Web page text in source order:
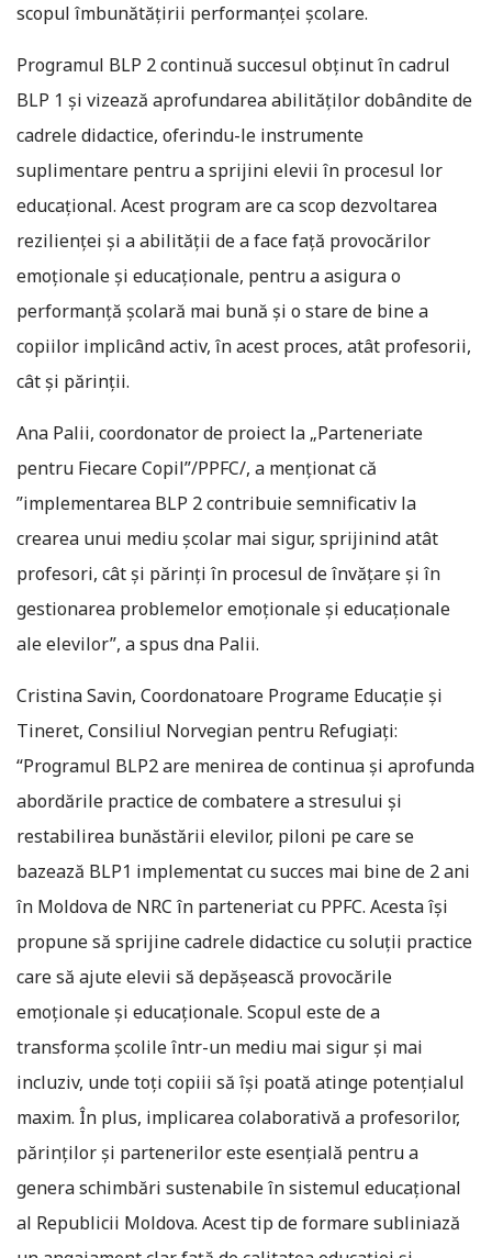
scopul îmbunătățirii performanței școlare.
Programul BLP 2 continuă succesul obținut în cadrul
BLP 1 și vizează aprofundarea abilităților dobândite de
cadrele didactice, oferindu-le instrumente
suplimentare pentru a sprijini elevii în procesul lor
educațional. Acest program are ca scop dezvoltarea
rezilienței și a abilității de a face față provocărilor
emoționale și educaționale, pentru a asigura o
performanță școlară mai bună și o stare de bine a
copiilor implicând activ, în acest proces, atât profesorii,
cât și părinții.
Ana Palii, coordonator de proiect la „Parteneriate
pentru Fiecare Copil”/PPFC/, a menționat că
”implementarea BLP 2 contribuie semnificativ la
crearea unui mediu școlar mai sigur, sprijinind atât
profesori, cât și părinți în procesul de învățare și în
gestionarea problemelor emoționale și educaționale
ale elevilor”, a spus dna Palii.
Cristina Savin, Coordonatoare Programe Educație și
Tineret, Consiliul Norvegian pentru Refugiați:
“Programul BLP2 are menirea de continua și aprofunda
abordările practice de combatere a stresului și
restabilirea bunăstării elevilor, piloni pe care se
bazează BLP1 implementat cu succes mai bine de 2 ani
în Moldova de NRC în parteneriat cu PPFC. Acesta își
propune să sprijine cadrele didactice cu soluții practice
care să ajute elevii să depășească provocările
emoționale și educaționale. Scopul este de a
transforma școlile într-un mediu mai sigur și mai
incluziv, unde toți copiii să își poată atinge potențialul
maxim. În plus, implicarea colaborativă a profesorilor,
părinților și partenerilor este esențială pentru a
genera schimbări sustenabile în sistemul educațional
al Republicii Moldova. Acest tip de formare subliniază